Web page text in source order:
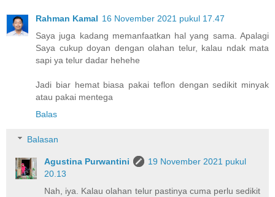
Rahman Kamal 16 November 2021 pukul 17.47
Saya juga kadang memanfaatkan hal yang sama. Apalagi
Saya cukup doyan dengan olahan telur, kalau ndak mata
sapi ya telur dadar hehehe
Jadi biar hemat biasa pakai teflon dengan sedikit minyak
atau pakai mentega
Balas
Balasan
Agustina Purwantini
19 November 2021 pukul
20.13
Nah, iya. Kalau olahan telur pastinya cuma perlu sedikit